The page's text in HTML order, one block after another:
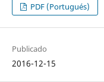
PDF (Portugués)
Publicado
2016-12-15